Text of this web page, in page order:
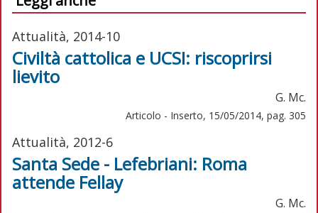
Attualità, 2014-10
Civiltà cattolica e UCSI: riscoprirsi
lievito
G. Mc.
Articolo - Inserto, 15/05/2014, pag. 305
Attualità, 2012-6
Santa Sede - Lefebriani: Roma
attende Fellay
G. Mc.